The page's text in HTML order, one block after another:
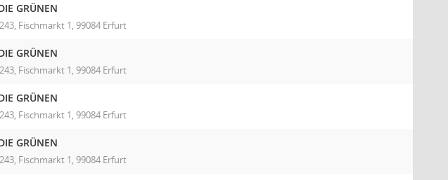
GRÜNEN
Fischmarkt 1, 99084 Erfurt
GRÜNEN
Fischmarkt 1, 99084 Erfurt
GRÜNEN
Fischmarkt 1, 99084 Erfurt
GRÜNEN
Fischmarkt 1, 99084 Erfurt